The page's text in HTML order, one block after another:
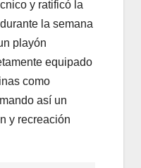
y ratificó la
la semana
playón
equipado
como
así un
y recreación